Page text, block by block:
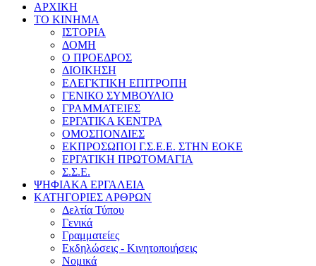
ΑΡΧΙΚΗ
ΤΟ ΚΙΝΗΜΑ
ΙΣΤΟΡΙΑ
ΔΟΜΗ
Ο ΠΡΟΕΔΡΟΣ
ΔΙΟΙΚΗΣΗ
ΕΛΕΓΚΤΙΚΗ ΕΠΙΤΡΟΠΗ
ΓΕΝΙΚΟ ΣΥΜΒΟΥΛΙΟ
ΓΡΑΜΜΑΤΕΙΕΣ
ΕΡΓΑΤΙΚΑ ΚΕΝΤΡΑ
ΟΜΟΣΠΟΝΔΙΕΣ
ΕΚΠΡΟΣΩΠΟΙ Γ.Σ.Ε.Ε. ΣΤΗΝ ΕΟΚΕ
ΕΡΓΑΤΙΚΗ ΠΡΩΤΟΜΑΓΙΑ
Σ.Σ.Ε.
ΨΗΦΙΑΚΑ ΕΡΓΑΛΕΙΑ
ΚΑΤΗΓΟΡΙΕΣ ΑΡΘΡΩΝ
Δελτία Τύπου
Γενικά
Γραμματείες
Εκδηλώσεις - Κινητοποιήσεις
Νομικά